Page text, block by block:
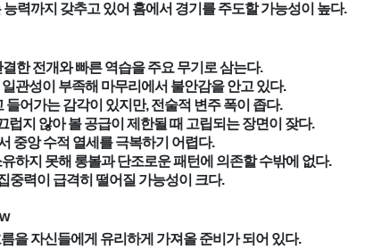
력까지 갖추고 있어 홈에서 경기를 주도할 가능성이 높다.
한 전개와 빠른 역습을 주요 무기로 삼는다.
관성이 부족해 마무리에서 불안감을 안고 있다.
어가는 감각이 있지만, 전술적 변주 폭이 좁다.
지 않아 볼 공급이 제한될 때 고립되는 장면이 잦다.
중앙 수적 열세를 극복하기 어렵다.
하지 못해 롱볼과 단조로운 패턴에 의존할 수밖에 없다.
중력이 급격히 떨어질 가능성이 크다.
을 자신들에게 유리하게 가져올 준비가 되어 있다.